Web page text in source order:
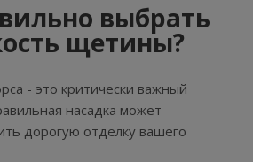
выбрать
щетины?
- это критически важный
насадка может
дорогую отделку вашего